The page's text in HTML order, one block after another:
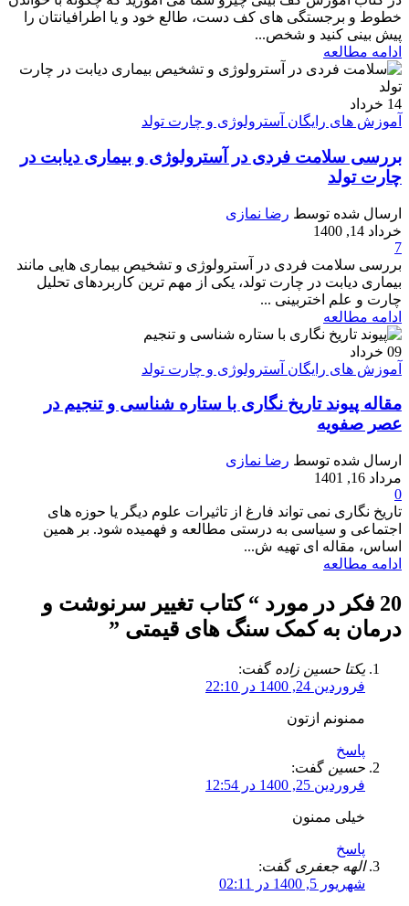
خطوط و برجستگی های کف دست، طالع خود و یا اطرافیانتان را
پیش بینی کنید و شخص...
ادامه مطالعه
14 خرداد
آموزش های رایگان آسترولوژی و چارت تولد
بررسی سلامت فردی در آسترولوژی و بیماری دیابت در
چارت تولد
ارسال شده توسط رضا نمازی
خرداد 14, 1400
7
بررسی سلامت فردی در آسترولوژی و تشخیص بیماری هایی مانند
بیماری دیابت در چارت تولد، یکی از مهم ترین کاربردهای تحلیل
چارت و علم اختربینی ...
ادامه مطالعه
09 خرداد
آموزش های رایگان آسترولوژی و چارت تولد
مقاله پیوند تاریخ نگاری با ستاره شناسی و تنجیم در
عصر صفویه
ارسال شده توسط رضا نمازی
مرداد 16, 1401
0
تاریخ نگاری نمی تواند فارغ از تاثیرات علوم دیگر یا حوزه های
اجتماعی و سیاسی به درستی مطالعه و فهمیده شود. بر همین
اساس، مقاله ای تهیه ش...
ادامه مطالعه
20 فکر در مورد “
کتاب تغییر سرنوشت و
درمان به کمک سنگ های قیمتی ”
یکتا حسین زاده گفت:
فروردین 24, 1400 در 22:10
ممنونم ازتون
پاسخ
حسین گفت:
فروردین 25, 1400 در 12:54
خیلی ممنون
پاسخ
الهه جعفری گفت:
شهریور 5, 1400 در 02:11